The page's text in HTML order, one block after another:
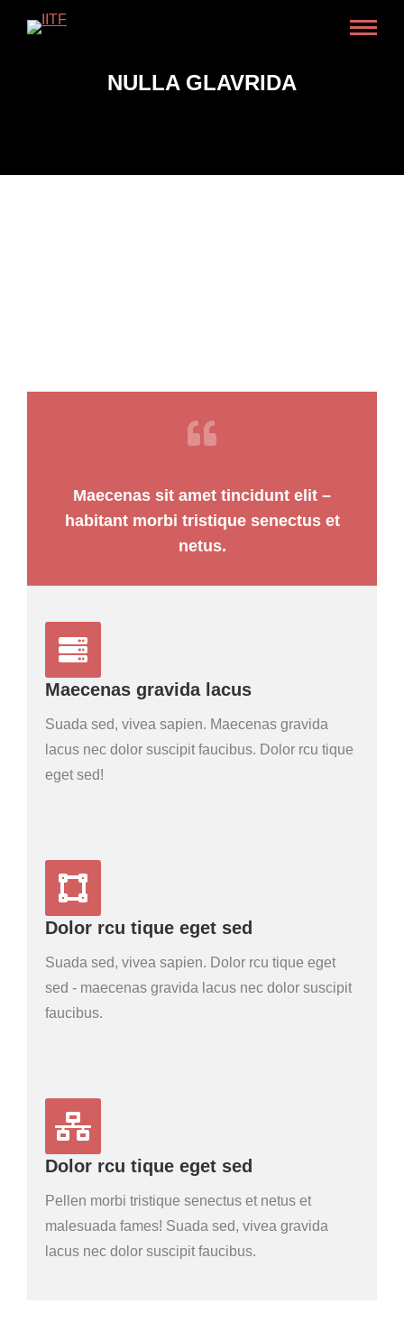
NULLA GLAVRIDA
Maecenas sit amet tincidunt elit –
habitant morbi tristique senectus et
netus.
Maecenas gravida lacus
Suada sed, vivea sapien. Maecenas gravida
lacus nec dolor suscipit faucibus. Dolor rcu tique
eget sed!
Dolor rcu tique eget sed
Suada sed, vivea sapien. Dolor rcu tique eget
sed - maecenas gravida lacus nec dolor suscipit
faucibus.
Dolor rcu tique eget sed
Pellen morbi tristique senectus et netus et
malesuada fames! Suada sed, vivea gravida
lacus nec dolor suscipit faucibus.